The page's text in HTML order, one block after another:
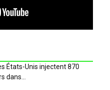
États-Unis injectent 870
dans...